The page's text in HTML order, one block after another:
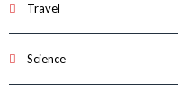
Travel
Science